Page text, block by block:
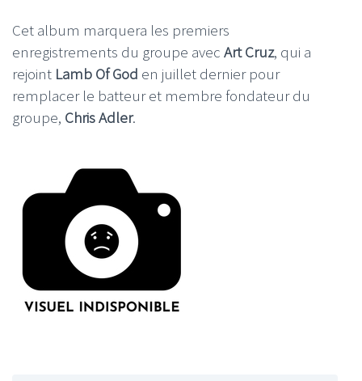
Cet album marquera les premiers
enregistrements du groupe avec Art Cruz, qui a
rejoint Lamb Of God en juillet dernier pour
remplacer le batteur et membre fondateur du
groupe, Chris Adler.